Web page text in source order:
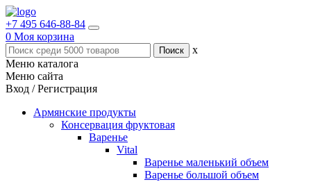
+7 495 646-88-84
0 Моя корзина
x
Меню каталога
Меню сайта
Вход / Регистрация
Армянские продукты
Консервация фруктовая
Варенье
Vital
Варенье маленький объем
Варенье большой объем